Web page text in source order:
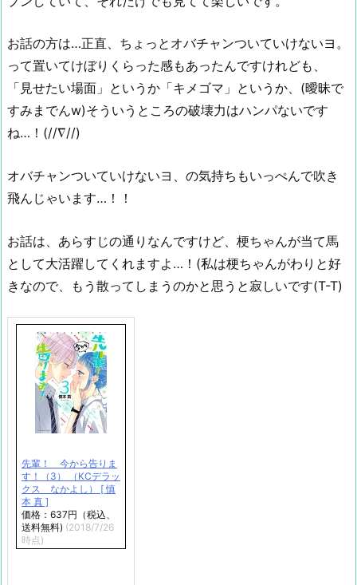
お話の方は…正直、ちょっとオバチャンついていけないヨ。
って置いてけぼりくらった感もあったんですけれども、
「見せたい場面」というか「キメゴマ」というか、(曖昧で
すみまでんw)そういうところの破壊力はハンパないです
ね…！(//∇//)
オバチャンついていけないヨ、の気持ちもいっぺんで吹き
飛んじゃいます…！！
お話は、あらすじの通りなんですけど、梗ちゃんが当て馬
として大活躍してくれますよ…！(私は梗ちゃんがわりと好
きなので、もう散ってしまうのかと思うと寂しいです(T-T)
先輩！ 今から告りま
す！（3） （KCデラッ
クス なかよし） [ 慎
本 真 ]
価格：637円（税込、
送料無料) (2018/7/26
時点)